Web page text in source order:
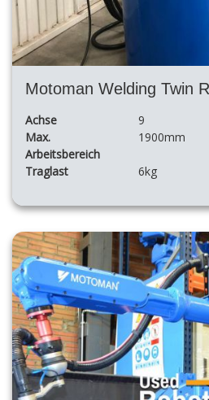
Achse
9
Max.
Arbeitsbereich
1900mm
Traglast 6kg